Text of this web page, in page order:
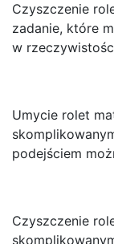
Czyszczenie
zadanie, które
w
Umycie rolet
podejściem
Czyszczenie